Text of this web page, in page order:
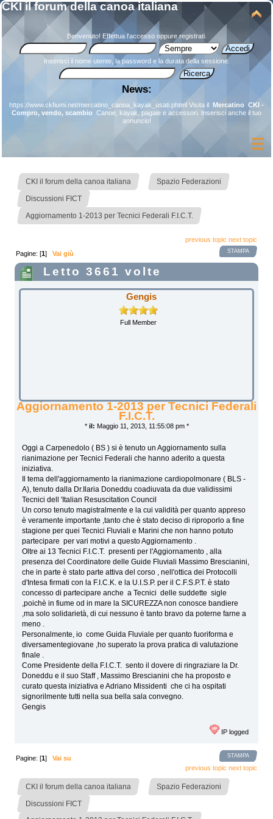
CKI il forum della canoa italiana
Benvenuto! Effettua l'accessooppureregistrati.
Inserisci il nome utente, la password e la durata della sessione.
News:
https://www.ckfiumi.net/mercatino_canoa_kayak_usati.phtml Visita il Mercatino CKI -
Compro, vendo, scambio Canoe, kayak, pagaie e accessori. Inserisci anche il tuo
annuncio!
CKI il forum della canoa italiana Spazio Federazioni
Discussioni FICT
Aggiornamento 1-2013 per Tecnici Federali F.I.C.T.
previous topic next topic
STAMPA
Pagine: [1]Vai giù
Letto 3661 volte
Gengis
Full Member
Aggiornamento 1-2013 per Tecnici Federali
F.I.C.T.
* il: Maggio 11, 2013, 11:55:08 pm *
Oggi a Carpenedolo ( BS ) si è tenuto un Aggiornamento sulla
rianimazione per Tecnici Federali che hanno aderito a questa
iniziativa.
Il tema dell'aggiornamento la rianimazione cardiopolmonare ( BLS -
A), tenuto dalla Dr.Ilaria Doneddu coadiuvata da due validissimi
Tecnici dell 'Italian Resuscitation Council
Un corso tenuto magistralmente e la cui validità per quanto appreso
è veramente importante ,tanto che è stato deciso di riproporlo a fine
stagione per quei Tecnici Fluviali e Marini che non hanno potuto
partecipare per vari motivi a questo Aggiornamento .
Oltre ai 13 Tecnici F.I.C.T. presenti per l'Aggiornamento , alla
presenza del Coordinatore delle Guide Fluviali Massimo Brescianini,
che in parte è stato parte attiva del corso , nell'ottica dei Protocolli
d'Intesa firmati con la F.I.C.K. e la U.I.S.P. per il C.F.S.P.T. è stato
concesso di partecipare anche a Tecnici delle suddette sigle
,poichè in fiume od in mare la SICUREZZA non conosce bandiere
,ma solo solidarietà, di cui nessuno è tanto bravo da poterne farne a
meno .
Personalmente, io come Guida Fluviale per quanto fuoriforma e
diversamentegiovane ,ho superato la prova pratica di valutazione
finale .
Come Presidente della F.I.C.T. sento il dovere di ringraziare la Dr.
Doneddu e il suo Staff , Massimo Brescianini che ha proposto e
curato questa iniziativa e Adriano Missidenti che ci ha ospitati
signorilmente tutti nella sua bella sala convegno.
Gengis
IP logged
STAMPA
Pagine: [1]Vai su
previous topic next topic
CKI il forum della canoa italiana Spazio Federazioni
Discussioni FICT